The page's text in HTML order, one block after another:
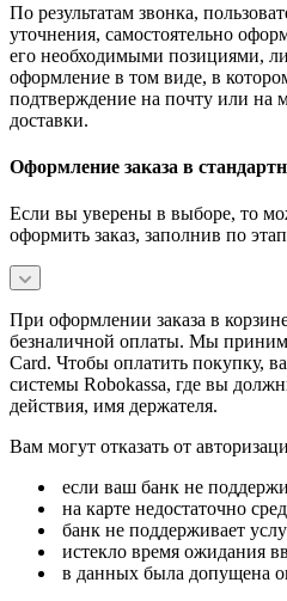
По результатам звонка,
уточнения, самостоятельно
его необходимыми позициями,
оформление в том виде, в
подтверждение на почту или на
доставки.
Оформление заказа в
Если вы уверены в выборе, то
оформить заказ, заполнив по
При оформлении заказа в
безналичной оплаты. Мы
Card. Чтобы оплатить покупку,
системы Robokassa, где вы
действия, имя держателя.
Вам могут отказать от
если ваш банк не
на карте недостаточно
банк не поддерживает
истекло время ожидания
в данных была допущена